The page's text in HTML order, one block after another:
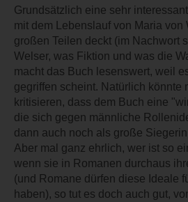
Grundsätzlich eine sehr
mit dem Lebenslauf von Maria von
großen Teilen deckt (im Nachwort
Welser, was Fiktion und was die
macht das Buch lesenswert, weil
gegriffen scheint. Natürlich könnte
kritisieren, dass dem Buch eine
die sich gegen männliche
dann auch noch als große
Aber mal ganz ehrlich, wer ist so
wenn sie in Romanen durchaus
(und Romane dürfen diese Ideale
haben), so tut es doch auch gut,